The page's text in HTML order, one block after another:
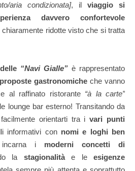
aria condizionata], il viaggio si
davvero confortevole
ridotte visto che si tratta
“Navi Gialle” è rappresentato
gastronomicheche vanno
al raffinato ristorante “à la carte”
lounge bar esterno! Transitando da
facilmente orientarti tra ivari punti
informativi con nomi e loghi ben
i moderni concetti di
la stagionalitàe le esigenze